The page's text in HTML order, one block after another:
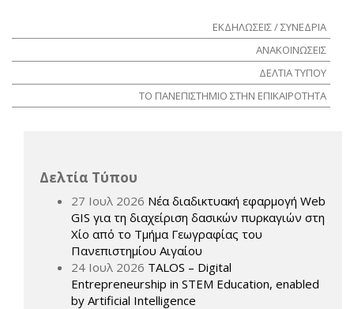
ΕΚΔΗΛΩΣΕΙΣ / ΣΥΝΕΔΡΙΑ
ΑΝΑΚΟΙΝΩΣΕΙΣ
ΔΕΛΤΙΑ ΤΥΠΟΥ
ΤΟ ΠΑΝΕΠΙΣΤΗΜΙΟ ΣΤΗΝ ΕΠΙΚΑΙΡΟΤΗΤΑ
Δελτία Τύπου
27 Ιουλ 2026 Νέα διαδικτυακή εφαρμογή Web
GIS για τη διαχείριση δασικών πυρκαγιών στη
Χίο από το Τμήμα Γεωγραφίας του
Πανεπιστημίου Αιγαίου
24 Ιουλ 2026 TALOS – Digital
Entrepreneurship in STEM Education, enabled
by Artificial Intelligence